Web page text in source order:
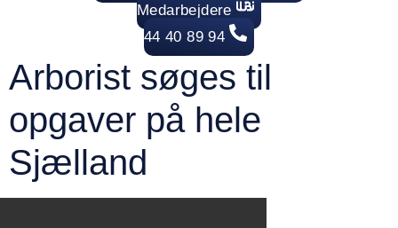
Medarbejdere
44 40 89 94
Arborist søges til
opgaver på hele
Sjælland